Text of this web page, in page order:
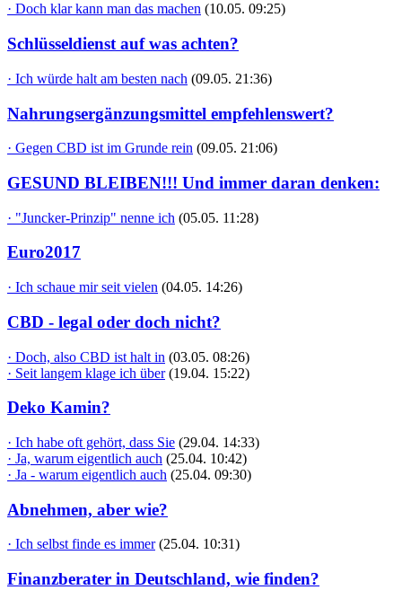
· Doch klar kann man das machen (10.05. 09:25)
Schlüsseldienst auf was achten?
· Ich würde halt am besten nach (09.05. 21:36)
Nahrungsergänzungsmittel empfehlenswert?
· Gegen CBD ist im Grunde rein (09.05. 21:06)
GESUND BLEIBEN!!! Und immer daran denken:
· "Juncker-Prinzip" nenne ich (05.05. 11:28)
Euro2017
· Ich schaue mir seit vielen (04.05. 14:26)
CBD - legal oder doch nicht?
· Doch, also CBD ist halt in (03.05. 08:26)
· Seit langem klage ich über (19.04. 15:22)
Deko Kamin?
· Ich habe oft gehört, dass Sie (29.04. 14:33)
· Ja, warum eigentlich auch (25.04. 10:42)
· Ja - warum eigentlich auch (25.04. 09:30)
Abnehmen, aber wie?
· Ich selbst finde es immer (25.04. 10:31)
Finanzberater in Deutschland, wie finden?